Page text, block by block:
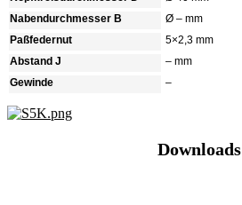
Nabendurchmesser B
Ø – mm
Paßfedernut
5×2,3 mm
Abstand J
– mm
Gewinde
–
Downloads